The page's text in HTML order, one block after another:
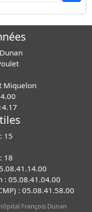
Miquelon
15
18
: 05.08.41.04.00
: 05.08.41.58.00
François Dunan